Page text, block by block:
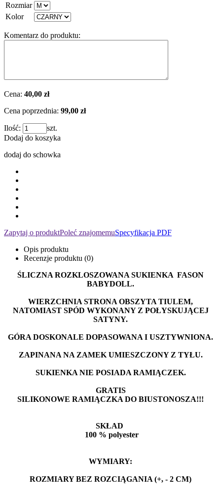
Rozmiar
Kolor
Komentarz do produktu:
Cena: 40,00 zł
Cena poprzednia: 99,00 zł
Ilość:
szt.
Dodaj do koszyka
dodaj do schowka
Zapytaj o produktPoleć znajomemuSpecyfikacja PDF
Opis produktu
Recenzje produktu (0)
ŚLICZNA ROZKLOSZOWANA SUKIENKA FASON
BABYDOLL.
WIERZCHNIA STRONA OBSZYTA TIULEM,
NATOMIAST SPÓD WYKONANY Z POŁYSKUJĄCEJ
SATYNY.
GÓRA DOSKONALE DOPASOWANA I USZTYWNIONA.
ZAPINANA NA ZAMEK UMIESZCZONY Z TYŁU.
SUKIENKA NIE POSIADA RAMIĄCZEK.
GRATIS
SILIKONOWE RAMIĄCZKA DO BIUSTONOSZA!!!
SKŁAD
100 % polyester
WYMIARY:
ROZMIARY BEZ ROZCIĄGANIA (+, - 2 CM)